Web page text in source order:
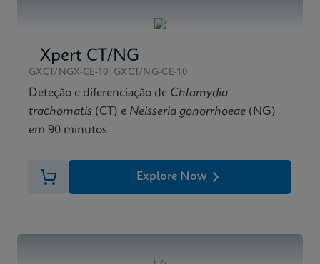
Xpert Xpress GBS Test Menu CE-IVD (Portuguese)
(GeneXpert System)
Ficha técnica
(Reference Sheet)
ENG
MSDS/FDS
Xpert Xpress GBS SDS Global (Multi)
ENG
Xpert CT/NG
GXCT/NGX-CE-10|GXCT/NG-CE-10
Deteção e diferenciação de Chlamydia
trachomatis (CT) e Neisseria gonorrhoeae (NG)
em 90 minutos
Explore Now